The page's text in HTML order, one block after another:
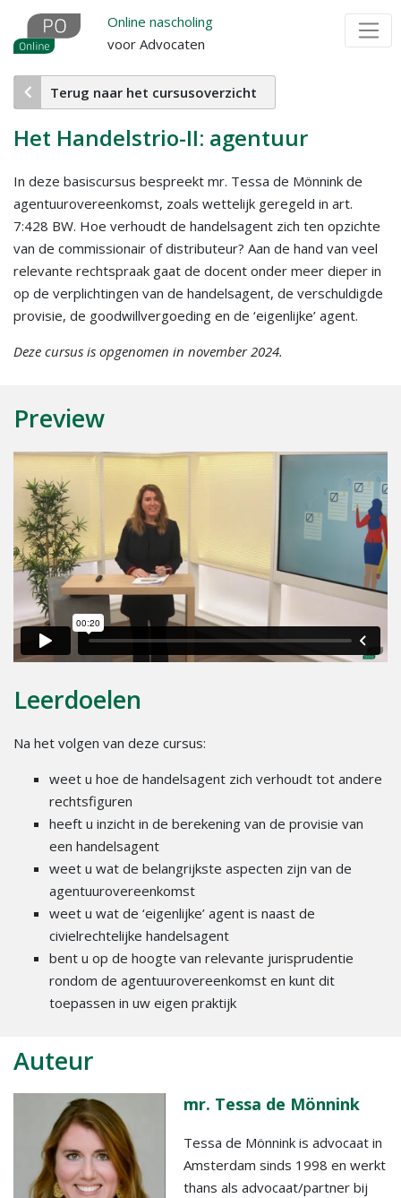
Overslaan
naar
de
inhoud
Online nascholing
voor Advocaten
Terug naar het cursusoverzicht
Het Handelstrio-II: agentuur
In deze basiscursus bespreekt mr. Tessa de Mönnink de
agentuurovereenkomst, zoals wettelijk geregeld in art.
7:428 BW. Hoe verhoudt de handelsagent zich ten opzichte
van de commissionair of distributeur? Aan de hand van veel
relevante rechtspraak gaat de docent onder meer dieper in
op de verplichtingen van de handelsagent, de verschuldigde
provisie, de goodwillvergoeding en de ‘eigenlijke’ agent.
Deze cursus is opgenomen in november 2024.
Preview
Leerdoelen
Na het volgen van deze cursus:
weet u hoe de handelsagent zich verhoudt tot andere
rechtsfiguren
heeft u inzicht in de berekening van de provisie van
een handelsagent
weet u wat de belangrijkste aspecten zijn van de
agentuurovereenkomst
weet u wat de ‘eigenlijke’ agent is naast de
civielrechtelijke handelsagent
bent u op de hoogte van relevante jurisprudentie
rondom de agentuurovereenkomst en kunt dit
toepassen in uw eigen praktijk
Auteur
mr. Tessa de Mönnink
Tessa de Mönnink is advocaat in
Amsterdam sinds 1998 en werkt
thans als advocaat/partner bij